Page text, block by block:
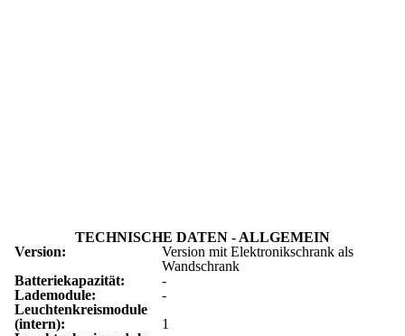
TECHNISCHE DATEN - ALLGEMEIN
Version:
Version mit Elektronikschrank als
Wandschrank
Batteriekapazität:
-
Lademodule:
-
Leuchtenkreismodule
(intern):
1